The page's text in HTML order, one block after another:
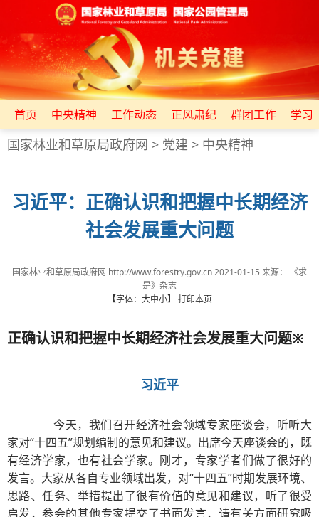
首页 中央精神 工作动态 正风肃纪 群团工作 学习
国家林业和草原局政府网 > 党建 > 中央精神
习近平：正确认识和把握中长期经济
社会发展重大问题
国家林业和草原局政府网 http://www.forestry.gov.cn2021-01-15 来源：
《求
是》杂志
【字体： 大中小】 打印本页
正确认识和把握中长期经济社会发展重大问题※
习近平
今天，我们召开经济社会领域专家座谈会，听听大
家对“十四五”规划编制的意见和建议。出席今天座谈会的，既
有经济学家，也有社会学家。刚才，专家学者们做了很好的
发言。大家从各自专业领域出发，对“十四五”时期发展环境、
思路、任务、举措提出了很有价值的意见和建议，听了很受
启发，参会的其他专家提交了书面发言，请有关方面研究吸